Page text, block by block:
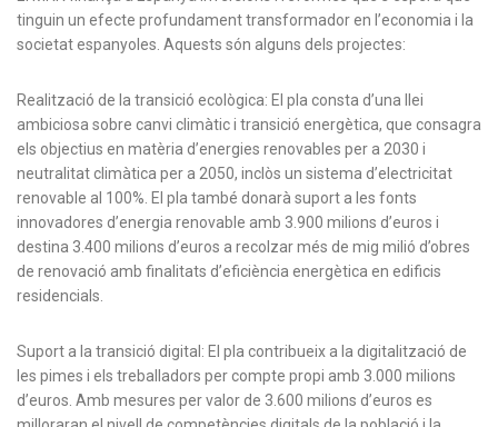
tinguin un efecte profundament transformador en l’economia i la
societat espanyoles. Aquests són alguns dels projectes:
Realització de la transició ecològica: El pla consta d’una llei
ambiciosa sobre canvi climàtic i transició energètica, que consagra
els objectius en matèria d’energies renovables per a 2030 i
neutralitat climàtica per a 2050, inclòs un sistema d’electricitat
renovable al 100%. El pla també donarà suport a les fonts
innovadores d’energia renovable amb 3.900 milions d’euros i
destina 3.400 milions d’euros a recolzar més de mig milió d’obres
de renovació amb finalitats d’eficiència energètica en edificis
residencials.
Suport a la transició digital: El pla contribueix a la digitalització de
les pimes i els treballadors per compte propi amb 3.000 milions
d’euros. Amb mesures per valor de 3.600 milions d’euros es